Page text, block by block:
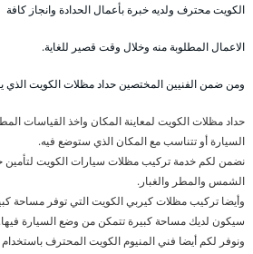
الكويت محترف ولديه خبرة بأعمال الحدادة وانجاز كافة
الاعمال المطلوبة منه وخلال وقت قصير للغاية.
ومن ضمن الفنيين المختصين حداد مظلات الكويت الذي
حداد مظلات الكويت لمعاينة المكان واخذ القياسات
السيارة أو تتناسب مع المكان الذي ستوضع فيه.
نضمن لكم خدمة تركيب مظلات سيارات الكويت لتأمين
الشمس والمطر والغبار.
وأيضا تركيب مظلات كيربي الكويت التي توفر مساحة
سيكون لديك مساحة كبيرة تتمكن من وضع السيارة فيها.
ونوفر لكم أيضا فني المنيوم الكويت المحترف باستخدام